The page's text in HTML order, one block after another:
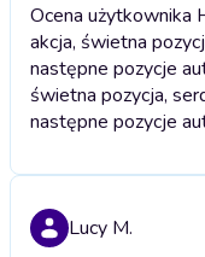
Ocena użytkownika
akcja, świetna
następne pozycje
świetna pozycja,
następne pozycje
Lucy M.